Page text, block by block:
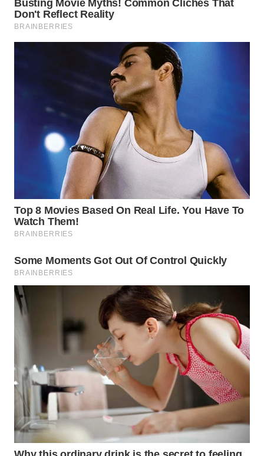
NATUNA
WN
LIKUPANG
LABUANBAJO
WN
BORNEO
Wahana
Media
Group
WAHANA
WAHANA
ADVOKAT
WAHANA